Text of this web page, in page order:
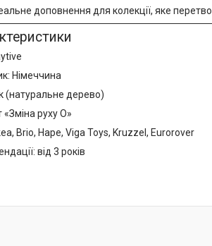
доповнення для колекції, яке
Німеччина
(натуральне дерево)
руху O»
Brio, Hape, Viga Toys, Kruzzel, Eurorover
від 3 років